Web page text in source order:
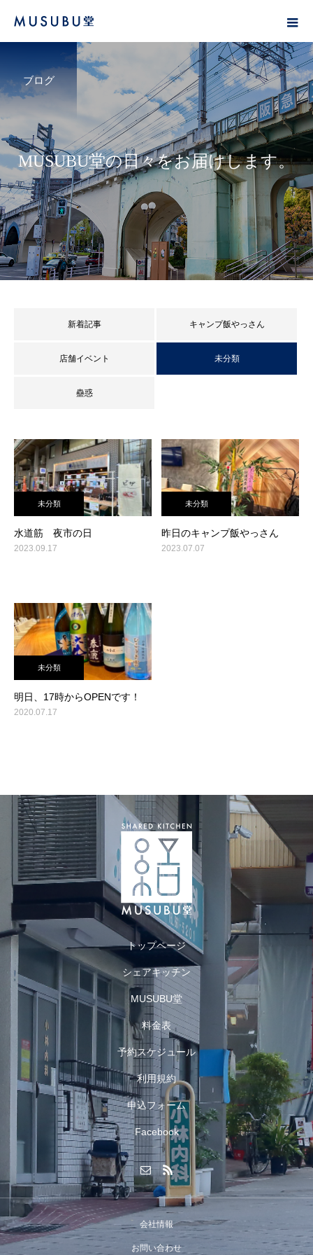
ブログ
MUSUBU堂の日々をお届けします。
新着記事 キャンプ飯やっさん
店舗イベント 未分類
蠱惑
未分類
水道筋 夜市の日
2023.09.17
未分類
昨日のキャンプ飯やっさん
2023.07.07
未分類
明日、17時からOPENです！
2020.07.17
トップページ
シェアキッチン
MUSUBU堂
料金表
予約スケジュール
利用規約
申込フォーム
Facebook
会社情報
お問い合わせ